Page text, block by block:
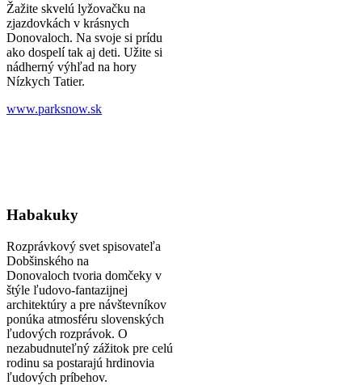
Žažite skvelú lyžovačku na
zjazdovkách v krásnych
Donovaloch. Na svoje si prídu
ako dospelí tak aj deti. Užite si
nádherný výhľad na hory
Nízkych Tatier.
www.parksnow.sk
Habakuky
Rozprávkový svet spisovateľa
Dobšinského na
Donovaloch tvoria domčeky v
štýle ľudovo-fantazijnej
architektúry a pre návštevníkov
ponúka atmosféru slovenských
ľudových rozprávok. O
nezabudnuteľný zážitok pre celú
rodinu sa postarajú hrdinovia
ľudových príbehov.